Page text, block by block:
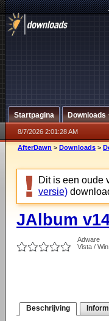
Startpagina Downloads
8/7/2026 2:01:28 AM
AfterDawn > Downloads >
Dit is een oude
versie)
JAlbum
Adware
Vista /
Beschrijving